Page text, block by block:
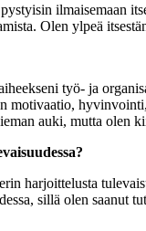
Olen ylpeä
työ- ja
auki, mutta olen
harjoittelusta
sillä olen saanut